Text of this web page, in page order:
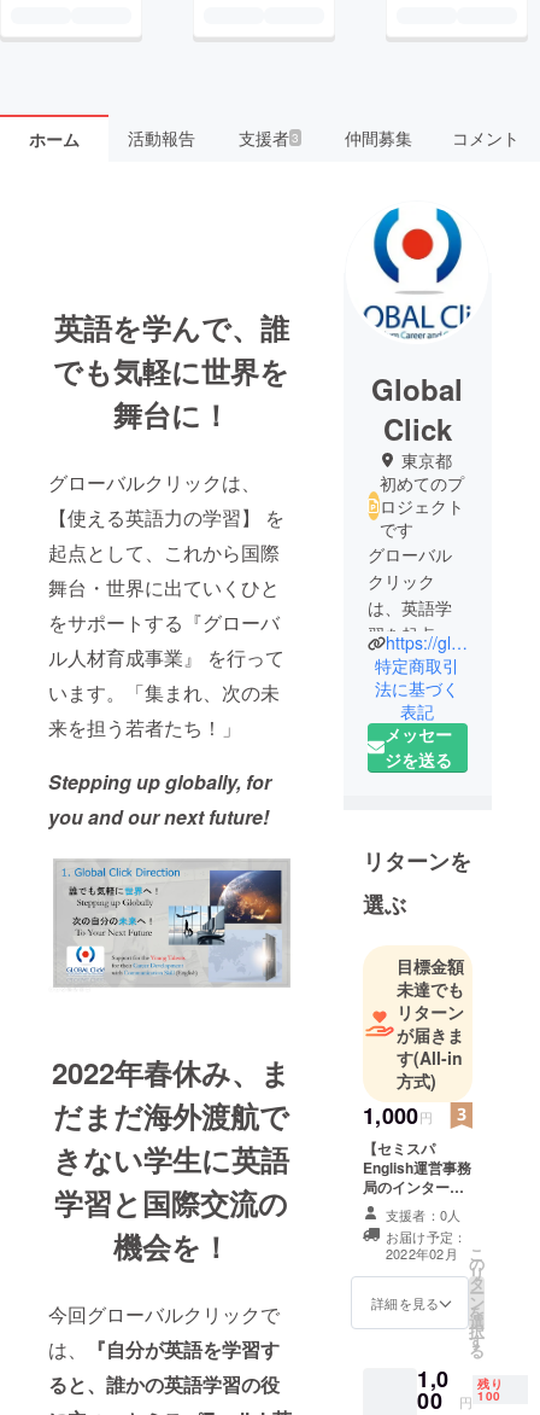
ホーム 活動報告 支援者3 仲間募集 コメント
英語を学んで、誰
でも気軽に世界を
舞台に！
グローバルクリックは、
【使える英語力の学習】 を
起点として、これから国際
舞台・世界に出ていくひと
をサポートする『グローバ
ル人材育成事業』 を行って
います。「集まれ、次の未
来を担う若者たち！」
Stepping up globally, for
you and our next future!
2022年春休み、ま
だまだ海外渡航で
きない学生に英語
学習と国際交流の
機会を！
今回グローバルクリックで
は、
『自分が英語を学習す
ると、誰かの英語学習の役
Global
Click
東京都
初めてのプ
ロジェクト
です
グローバル
クリック
は、英語学
習を起点と
して将来的
に国際企業
や世界で活
躍するグ
ローバル人
を行ってい
ます。
たとえコロ
渡航できな
くても、オ
ンラインで
のAIを導入し
た画期的な
英語学習や
国際企業・
外資系企業
の現役リー
ダーを週末
セミナーに
迎えるな
ど、英語力
とビジネス
で通用する
獲得するノ
ウハウを
https://global-click.jp
特定商取引
法に基づく
表記
メッセー
ジを送る
リターンを
選ぶ
目標金額
未達でも
リターン
が届きま
す(All-in
方式)
1,000円
【セミスパ
English運営事務
局のインターン
大学生からの御
礼メール】 （英
語学習素材が必
要ない方向け）
セミスパEnglish
は英語が得意な
す。ぜひ応援を
お願い致しま
支援者：0人
お届け予定：
2022年02月
詳細を見る
こ
の
リ
タ
ー
ン
を
選
択
す
る
1,0
00 円
残り
100